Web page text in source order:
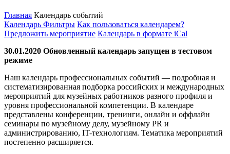
Главная Календарь событий
Календарь Фильтры Как пользоваться календарем?
Предложить мероприятие Календарь в формате iCal
30.01.2020 Обновленный календарь запущен в тестовом
режиме
Наш календарь профессиональных событий — подробная и
систематизированная подборка российских и международных
мероприятий для музейных работников разного профиля и
уровня профессиональной компетенции. В календаре
представлены конференции, тренинги, онлайн и оффлайн
семинары по музейному делу, музейному PR и
администрированию, IT-технологиям. Тематика мероприятий
постепенно расширяется.